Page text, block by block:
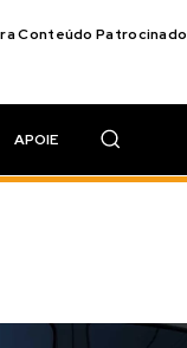
Conteúdo Patrocinado
APOIE